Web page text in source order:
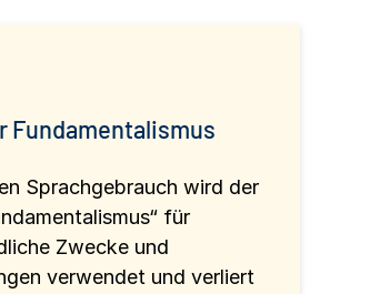
Fundamentalismus
Sprachgebrauch wird der
für
Zwecke und
verwendet und verliert